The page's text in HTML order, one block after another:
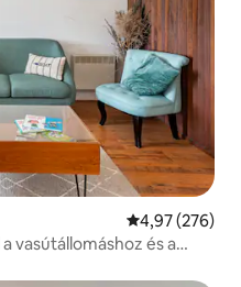
Átlagos
4,97 (276)
vasútállomáshoz és a